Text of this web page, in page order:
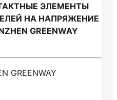
ЭЛЕМЕНТЫ
НА НАПРЯЖЕНИЕ
GREENWAY
GREENWAY